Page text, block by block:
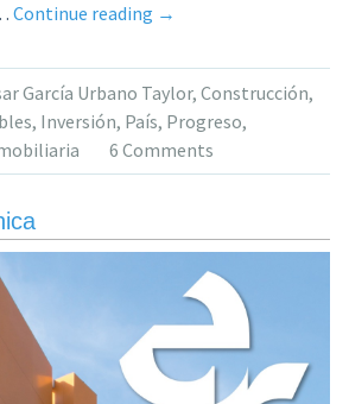
Continue reading «Como
a
los
movimientos
telúricos.
inmobiliaria.
César
García
Urbano
Taylor»
→
García Urbano Taylor, Construcción,
, Inversión, País, Progreso,
6 Comments